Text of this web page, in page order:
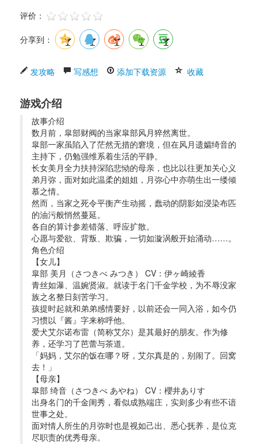
评价：
分享到：
发攻略 写感想 添加下载资源 收藏
游戏介绍
故事介绍
数月前，皐部财阀的当家皐部风月猝然离世。
皐部一家虽陷入了茫然无措的窘境，但在风月遗孀绮音的
主持下，仍勉强维系着生活的平静。
长女美月全力扶持深陷悲恸的母亲，也比以往更加关心义
弟月弥，面对如此温柔的姐姐，月弥心中亦萌生出一缕倾
慕之情。
然而，当家之死令平衡产生动摇，蠢动的阴影如浸染布匹
的油污般悄然蔓延。
各自的算计参差错落、呼应扩散。
心愿与爱欲、背叛、欺骗，一切如漩涡般开始涌动……。
角色介绍
【女儿】
皐部 美月（さつきべ みつき） CV：伊ヶ崎綾香
青丝如瀑、温婉贤淑。就读于名门千金学校，为不辱没家
族之名整日刻苦学习。
孩提时起就和弟弟感情要好，以前还会一同入浴，如今仍
习惯以『酱』字来称呼他。
爱犬艾尔诺布雷（简称艾尔）是其最好的朋友。作为修
养，还学习了芭蕾与茶道。
「妈妈，艾尔的饭在哪？呀，艾尔真是的，别闹了。回窝
去！」
【母亲】
皐部 绮音（さつきべ あやね） CV：櫻井ありす
出身名门的千金闺秀，看似成熟端庄，实则多少有些不谙
世事之处。
面对情人所生的月弥时也是视如己出、悉心抚养，是位克
尽职责的优秀母亲。